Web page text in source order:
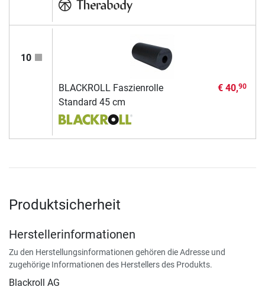
10
BLACKROLL Faszienrolle
Standard 45 cm
€ 40,90
Produktsicherheit
Herstellerinformationen
Zu den Herstellungsinformationen gehören die Adresse und
zugehörige Informationen des Herstellers des Produkts.
Blackroll AG